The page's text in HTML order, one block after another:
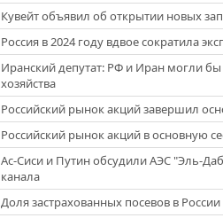
Кувейт объявил об открытии новых
Россия в 2024 году вдвое сократила
Иранский депутат: РФ и Иран могли
хозяйства
Российский рынок акций завершил
Российский рынок акций в основную
Ас-Сиси и Путин обсудили АЭС "Эль-
канала
Доля застрахованных посевов в